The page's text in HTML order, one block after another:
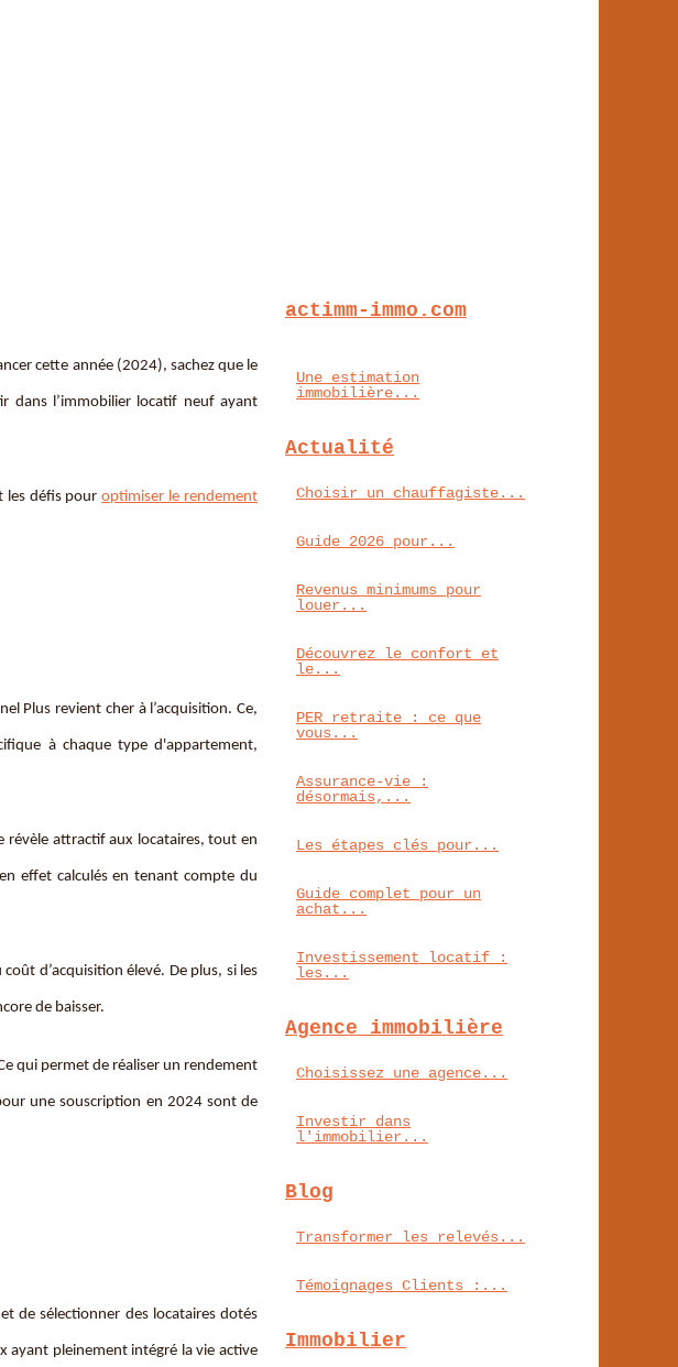
cette année (2024), sachez que le
dans l’immobilier locatif neuf ayant
les défis pouroptimiser le rendement
Plus revient cher à l’acquisition. Ce,
à chaque type d'appartement,
révèle attractif aux locataires, tout en
effet calculés en tenant compte du
d’acquisition élevé. De plus, si les
de baisser.
qui permet de réaliser un rendement
une souscription en 2024 sont de
de sélectionner des locataires dotés
ayant pleinement intégré la vie active
actimm-immo.com
Une estimation
immobilière...
Actualité
Choisir un chauffagiste...
Guide 2026 pour...
Revenus minimums pour
louer...
Découvrez le confort et
le...
PER retraite : ce que
vous...
Assurance-vie :
désormais,...
Les étapes clés pour...
Guide complet pour un
achat...
Investissement locatif :
les...
Agence immobilière
Choisissez une agence...
Investir dans
l'immobilier...
Blog
Transformer les relevés...
Témoignages Clients :...
Immobilier